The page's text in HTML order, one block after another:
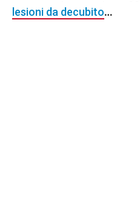
lesioni da decubito…